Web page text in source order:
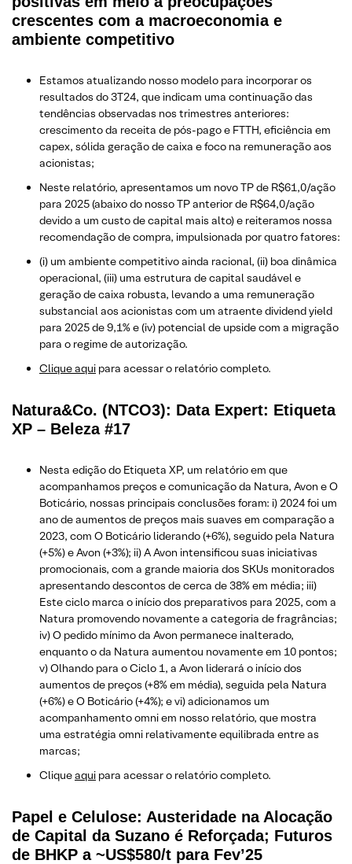
crescentes com a macroeconomia e
ambiente competitivo
Estamos atualizando nosso modelo para incorporar os
resultados do 3T24, que indicam uma continuação das
tendências observadas nos trimestres anteriores:
crescimento da receita de pós-pago e FTTH, eficiência em
capex, sólida geração de caixa e foco na remuneração aos
acionistas;
Neste relatório, apresentamos um novo TP de R$61,0/ação
para 2025 (abaixo do nosso TP anterior de R$64,0/ação
devido a um custo de capital mais alto) e reiteramos nossa
recomendação de compra, impulsionada por quatro fatores:
(i) um ambiente competitivo ainda racional, (ii) boa dinâmica
operacional, (iii) uma estrutura de capital saudável e
geração de caixa robusta, levando a uma remuneração
substancial aos acionistas com um atraente dividend yield
para 2025 de 9,1% e (iv) potencial de upside com a migração
para o regime de autorização.
Clique aqui para acessar o relatório completo.
Natura&Co. (NTCO3): Data Expert: Etiqueta
XP – Beleza #17
Nesta edição do Etiqueta XP, um relatório em que
acompanhamos preços e comunicação da Natura, Avon e O
Boticário, nossas principais conclusões foram: i) 2024 foi um
ano de aumentos de preços mais suaves em comparação a
2023, com O Boticário liderando (+6%), seguido pela Natura
(+5%) e Avon (+3%); ii) A Avon intensificou suas iniciativas
promocionais, com a grande maioria dos SKUs monitorados
apresentando descontos de cerca de 38% em média; iii)
Este ciclo marca o início dos preparativos para 2025, com a
Natura promovendo novamente a categoria de fragrâncias;
iv) O pedido mínimo da Avon permanece inalterado,
enquanto o da Natura aumentou novamente em 10 pontos;
v) Olhando para o Ciclo 1, a Avon liderará o início dos
aumentos de preços (+8% em média), seguida pela Natura
(+6%) e O Boticário (+4%); e vi) adicionamos um
acompanhamento omni em nosso relatório, que mostra
uma estratégia omni relativamente equilibrada entre as
marcas;
Cliqueaqui para acessar o relatório completo.
Papel e Celulose: Austeridade na Alocação
de Capital da Suzano é Reforçada; Futuros
de BHKP a ~US$580/t para Fev’25